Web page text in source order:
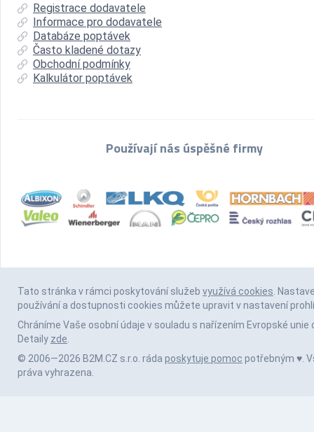
Registrace dodavatele
Informace pro dodavatele
Databáze poptávek
Často kladené dotazy
Obchodní podmínky
Kalkulátor poptávek
Používají nás úspěšné firmy
Tato stránka v rámci poskytování služeb využívá cookies .
používání a dostupnosti cookies můžete upravit v nastavení
Chráníme Vaše osobní údaje v souladu s nařízením Evropské unie
Detaily zde
© 2006—2026 B2M.CZ s.r.o. ráda poskytuje pomoc potřebným ♥️.
práva vyhrazena.